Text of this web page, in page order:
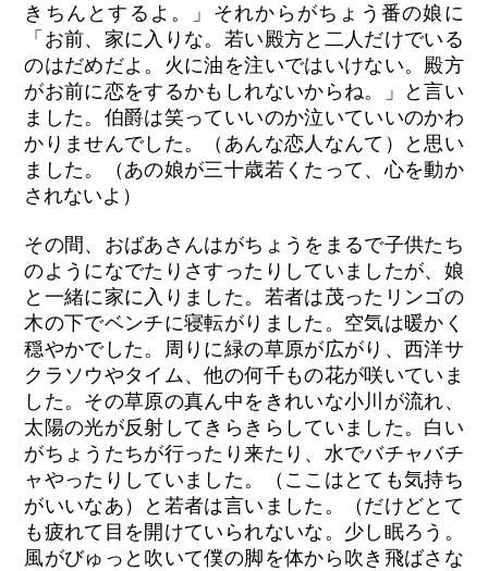
きちんとするよ。」それからがちょう番の娘に
「お前、家に入りな。若い殿方と二人だけでいる
のはだめだよ。火に油を注いではいけない。殿方
がお前に恋をするかもしれないからね。」と言い
ました。伯爵は笑っていいのか泣いていいのかわ
かりませんでした。（あんな恋人なんて）と思い
ました。（あの娘が三十歳若くたって、心を動か
されないよ）
その間、おばあさんはがちょうをまるで子供たち
のようになでたりさすったりしていましたが、娘
と一緒に家に入りました。若者は茂ったリンゴの
木の下でベンチに寝転がりました。空気は暖かく
穏やかでした。周りに緑の草原が広がり、西洋サ
クラソウやタイム、他の何千もの花が咲いていま
した。その草原の真ん中をきれいな小川が流れ、
太陽の光が反射してきらきらしていました。白い
がちょうたちが行ったり来たり、水でバチャバチ
ャやったりしていました。（ここはとても気持ち
がいいなあ）と若者は言いました。（だけどとて
も疲れて目を開けていられないな。少し眠ろう。
風がびゅっと吹いて僕の脚を体から吹き飛ばさな